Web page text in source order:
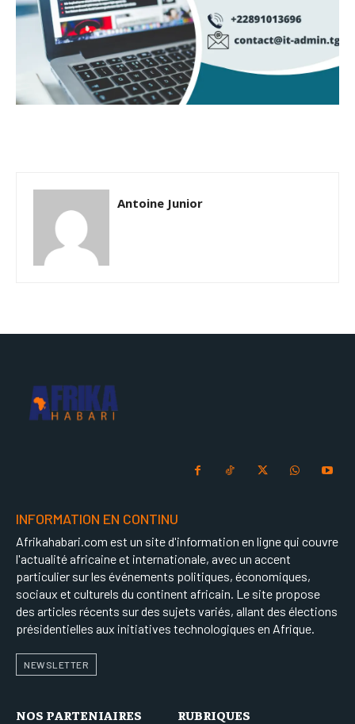
Antoine Junior
INFORMATION EN CONTINU
Afrikahabari.com est un site d'information en ligne qui couvre
l'actualité africaine et internationale, avec un accent
particulier sur les événements politiques, économiques,
sociaux et culturels du continent africain. Le site propose
des articles récents sur des sujets variés, allant des élections
présidentielles aux initiatives technologiques en Afrique.
NEWSLETTER
NOS PARTENIAIRES RUBRIQUES